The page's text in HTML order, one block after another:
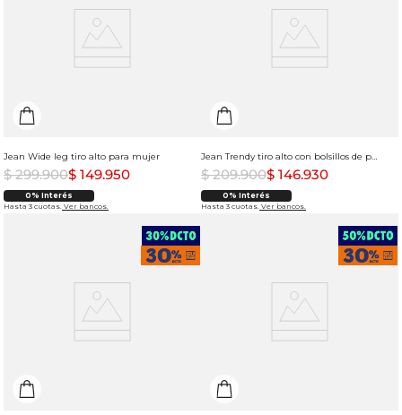
Jean Wide leg tiro alto para mujer
$ 299.900$ 149.950
0% Interés
Hasta 3 cuotas. Ver bancos.
Jean Trendy tiro alto con bolsillos de parche para mujer
$ 209.900$ 146.930
0% Interés
Hasta 3 cuotas. Ver bancos.